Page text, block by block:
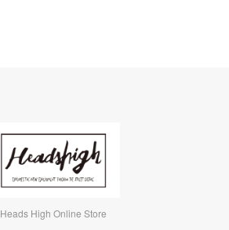
Heads High Online Store